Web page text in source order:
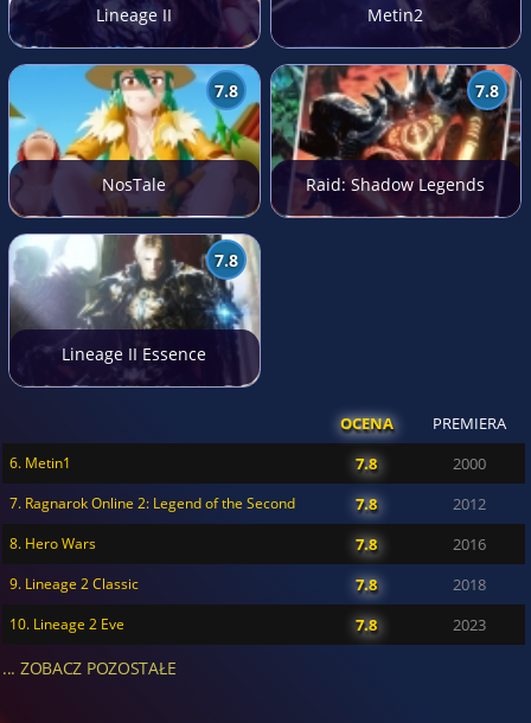
Lineage II Metin2
7.8
NosTale
7.8
Raid: Shadow Legends
7.8
Lineage II Essence
OCENA PREMIERA
6. Metin1 7.8 2000
7. Ragnarok Online 2: Legend of the Second 7.8 2012
8. Hero Wars 7.8 2016
9. Lineage 2 Classic 7.8 2018
10. Lineage 2 Eve 7.8 2023
... ZOBACZ POZOSTAŁE